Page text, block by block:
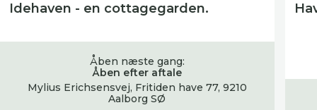
Idehaven - en cottagegarden.
Åben næste gang:
Åben efter aftale
Mylius Erichsensvej, Fritiden have 77, 9210
Aalborg SØ